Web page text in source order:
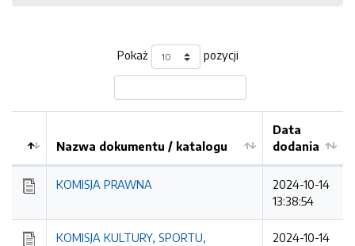
Pokaż pozycji
Kolejność
Nazwa dokumentu / katalogu
Data
dodania
KOMISJA PRAWNA
2024-10-14
13:38:54
KOMISJA KULTURY, SPORTU,
2024-10-14